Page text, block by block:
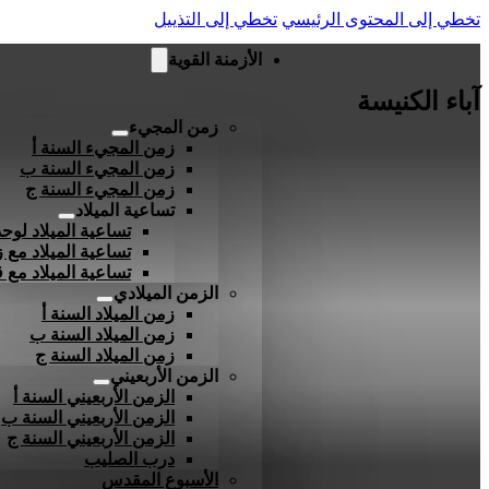
تخطي إلى المحتوى الرئيسي تخطي إلى التذييل
الأزمنة القوية
زمن المجيء
زمن المجيء السنة أ
زمن المجيء السنة ب
زمن المجيء السنة ج
تساعية الميلاد
تساعية الميلاد
تساعية الميلاد مع
تساعية الميلاد
الزمن الميلادي
زمن الميلاد السنة أ
زمن الميلاد السنة ب
زمن الميلاد السنة ج
الزمن الأربعيني
الزمن الأربعيني السنة أ
الزمن الأربعيني السنة ب
الزمن الأربعيني السنة ج
درب الصليب
الأسبوع المقدس
آباء الكنيسة